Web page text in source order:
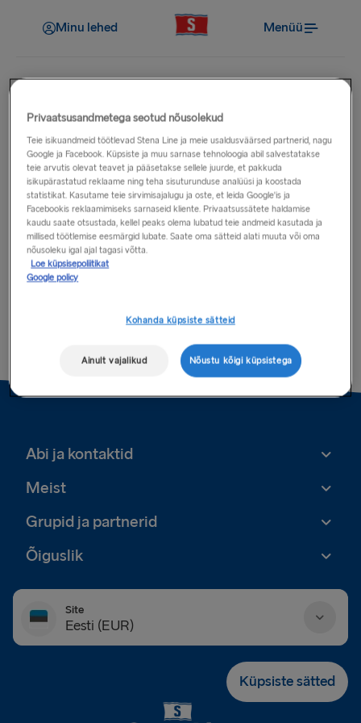
Minu lehed Menüü
Kas kajut on hinna sees?
Reisidel, kus kajut või lamamistool on kohustuslik, sisaldub
selle maksumus vastava väljumise hinnas. Liinidel, kus kajutid
või lamamistoolid on valikulised lisateenused, lisandub nende
maksumus ainult siis, kui valite soovitud istekoha või
kajutitüübi. Pakume pardal erinevaid istekohti ja
edasi- kui ka tagasisõiduks.
Abi ja kontaktid
Meist
Grupid ja partnerid
Õiguslik
Site
Eesti (EUR)
Küpsiste sätted
Privaatsusandmetega seotud nõusolekud
Teie isikuandmeid töötlevad Stena Line ja meie usaldusväärsed partnerid, nagu
Google ja Facebook. Küpsiste ja muu sarnase tehnoloogia abil salvestatakse
teie arvutis olevat teavet ja pääsetakse sellele juurde, et pakkuda
isikupärastatud reklaame ning teha sisuturunduse analüüsi ja koostada
statistikat. Kasutame teie sirvimisajalugu ja oste, et leida Google'is ja
Facebookis reklaamimiseks sarnaseid kliente. Privaatsussätete haldamise
kaudu saate otsustada, kellel peaks olema lubatud teie andmeid kasutada ja
millised töötlemise eesmärgid lubate. Saate oma sätteid alati muuta või oma
nõusoleku igal ajal tagasi võtta.
Loe küpsisepoliitikat
Google policy
Kohanda küpsiste sätteid
Ainult vajalikud Nõustu kõigi küpsistega